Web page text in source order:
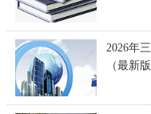
2026年
（最新版